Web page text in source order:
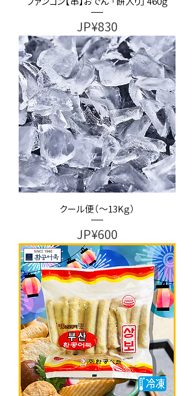
가격
JP¥830
クール便（～13Kｇ）
가격
JP¥600